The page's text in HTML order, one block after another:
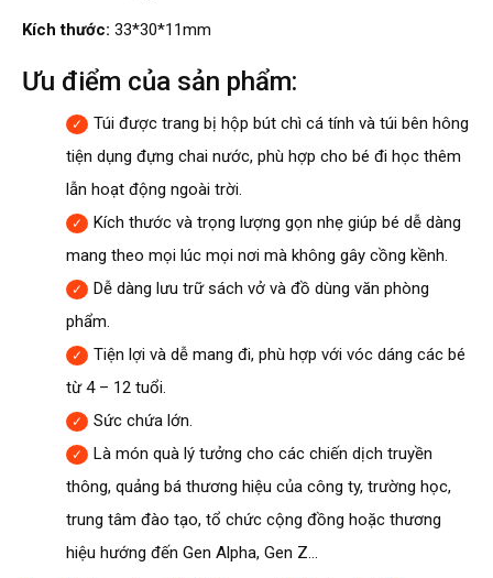
Kích thước: 33*30*11mm
Ưu điểm của sản phẩm:
Túi được trang bị hộp bút chì cá tính và túi bên hông
tiện dụng đựng chai nước, phù hợp cho bé đi học thêm
lẫn hoạt động ngoài trời.
Kích thước và trọng lượng gọn nhẹ giúp bé dễ dàng
mang theo mọi lúc mọi nơi mà không gây cồng kềnh.
Dễ dàng lưu trữ sách vở và đồ dùng văn phòng
phẩm.
Tiện lợi và dễ mang đi, phù hợp với vóc dáng các bé
từ 4 – 12 tuổi.
Sức chứa lớn.
Là món quà lý tưởng cho các chiến dịch truyền
thông, quảng bá thương hiệu của công ty, trường học,
trung tâm đào tạo, tổ chức cộng đồng hoặc thương
hiệu hướng đến Gen Alpha, Gen Z…